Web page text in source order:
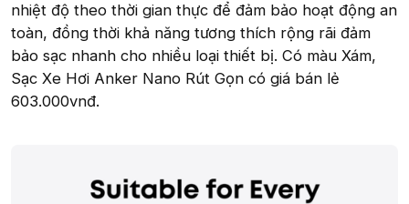
nhiệt độ theo thời gian thực để đảm bảo hoạt động an
toàn, đồng thời khả năng tương thích rộng rãi đảm
bảo sạc nhanh cho nhiều loại thiết bị. Có màu Xám,
Sạc Xe Hơi Anker Nano Rút Gọn có giá bán lẻ
603.000vnđ.